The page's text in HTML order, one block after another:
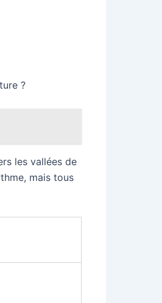
?
les vallées de
mais tous